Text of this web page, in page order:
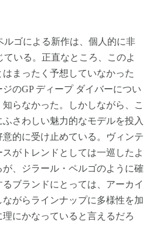
ルゴによる新作は、個人的に非
ている。正直なところ、このよ
まったく予想していなかった
のGP ディープ ダイバーについ
らなかった。しかしながら、こ
さわしい魅力的なモデルを投入
的に受け止めている。ヴィンテ
がトレンドとしては一巡したよ
、ジラール・ペルゴのように確
ブランドにとっては、アーカイ
がらラインナップに多様性を加
にかなっていると言えるだろ